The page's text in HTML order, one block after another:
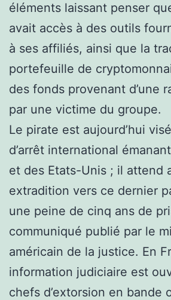
éléments laissant penser
avait accès à des outils
à ses affiliés, ainsi que la
portefeuille de
des fonds provenant d’une
par une victime du groupe.
Le pirate est aujourd’hui
d’arrêt international
et des Etats-Unis ; il attend
extradition vers ce dernier
une peine de cinq ans de
communiqué publié par le
américain de la justice. En
information judiciaire est
chefs d’extorsion en bande